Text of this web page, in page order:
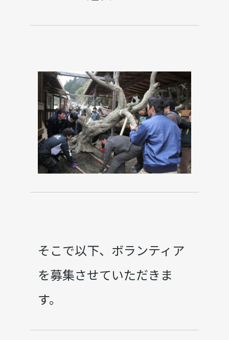
そこで以下、ボランティア
を募集させていただきま
す。